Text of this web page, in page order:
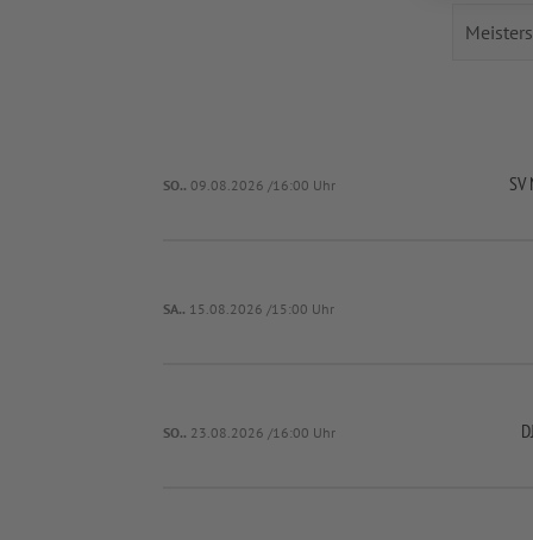
SO.. 09.08.2026 /16:00 Uhr
SA.. 15.08.2026 /15:00 Uhr
SO.. 23.08.2026 /16:00 Uhr